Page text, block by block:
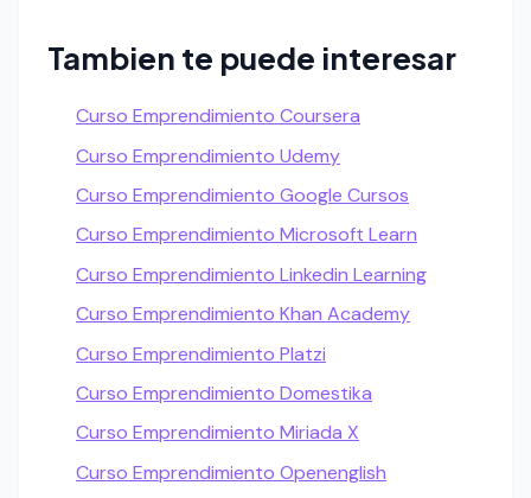
Tambien te puede interesar
Curso Emprendimiento Coursera
Curso Emprendimiento Udemy
Curso Emprendimiento Google Cursos
Curso Emprendimiento Microsoft Learn
Curso Emprendimiento Linkedin Learning
Curso Emprendimiento Khan Academy
Curso Emprendimiento Platzi
Curso Emprendimiento Domestika
Curso Emprendimiento Miriada X
Curso Emprendimiento Openenglish